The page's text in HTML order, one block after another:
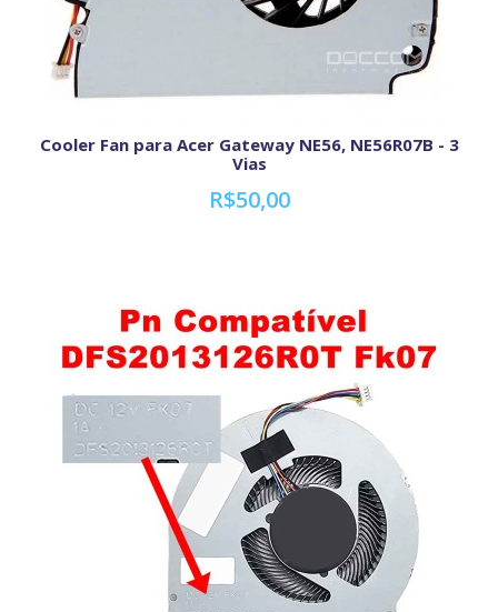
Cooler Fan para Acer Gateway NE56, NE56R07B - 3
Vias
R$50,00